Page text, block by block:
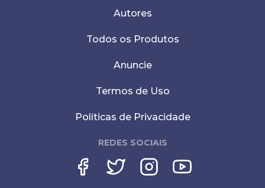
Autores
Todos os Produtos
Anuncie
Termos de Uso
Políticas de Privacidade
REDES SOCIAIS